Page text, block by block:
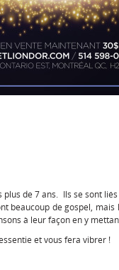
de 7 ans. Ils se sont
beaucoup de gospel,
à leur façon en y
et vous fera vibrer !